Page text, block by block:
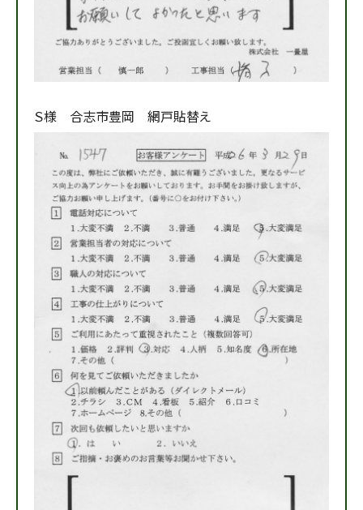
Ｓ様 合志市豊岡 網戸貼替え